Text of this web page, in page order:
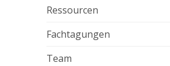
Ressourcen
Fachtagungen
Team